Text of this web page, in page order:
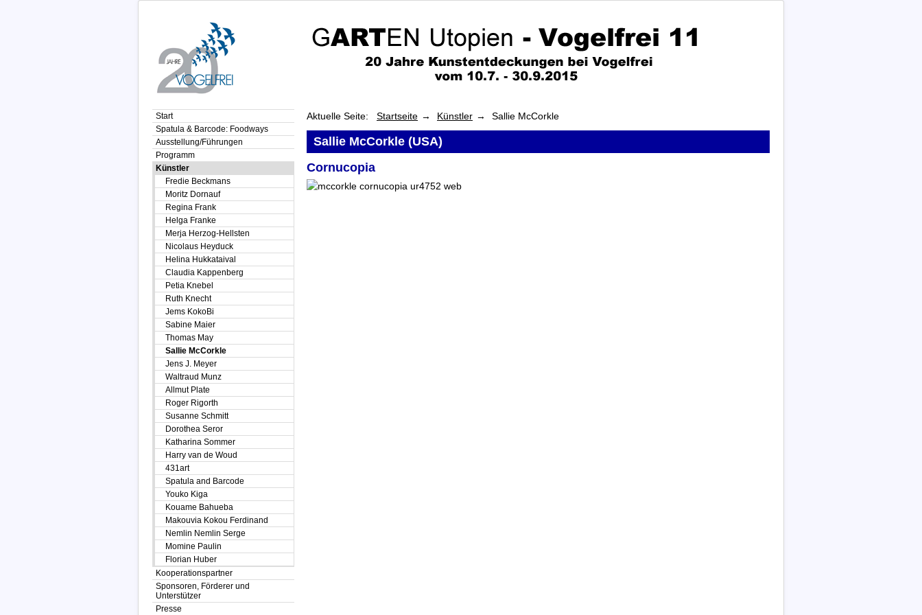
Start
Spatula & Barcode: Foodways
Ausstellung/Führungen
Programm
Künstler
Fredie Beckmans
Moritz Dornauf
Regina Frank
Helga Franke
Merja Herzog-Hellsten
Nicolaus Heyduck
Helina Hukkataival
Claudia Kappenberg
Petia Knebel
Ruth Knecht
Jems KokoBi
Sabine Maier
Thomas May
Sallie McCorkle
Jens J. Meyer
Waltraud Munz
Allmut Plate
Roger Rigorth
Susanne Schmitt
Dorothea Seror
Katharina Sommer
Harry van de Woud
431art
Spatula and Barcode
Youko Kiga
Kouame Bahueba
Makouvia Kokou Ferdinand
Nemlin Nemlin Serge
Momine Paulin
Florian Huber
Kooperationspartner
Sponsoren, Förderer und
Unterstützer
Presse
Aktuelle Seite: Startseite Künstler Sallie McCorkle
Sallie McCorkle (USA)
Cornucopia